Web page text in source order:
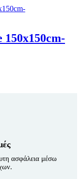
150x150cm-
ασφάλεια μέσω